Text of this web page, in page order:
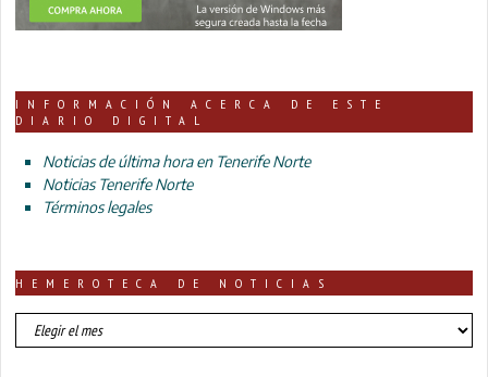
INFORMACIÓN ACERCA DE ESTE
DIARIO DIGITAL
Noticias de última hora en Tenerife Norte
Noticias Tenerife Norte
Términos legales
HEMEROTECA DE NOTICIAS
HEMEROTECA
DE